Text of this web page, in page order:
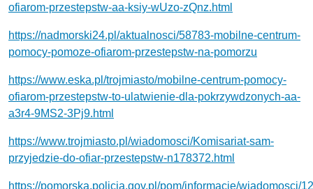
ofiarom-przestepstw-aa-ksiy-wUzo-zQnz.html
https://nadmorski24.pl/aktualnosci/58783-mobilne-centrum-
pomocy-pomoze-ofiarom-przestepstw-na-pomorzu
https://www.eska.pl/trojmiasto/mobilne-centrum-pomocy-
ofiarom-przestepstw-to-ulatwienie-dla-pokrzywdzonych-aa-
a3r4-9MS2-3Pj9.html
https://www.trojmiasto.pl/wiadomosci/Komisariat-sam-
przyjedzie-do-ofiar-przestepstw-n178372.html
https://pomorska.policja.gov.pl/pom/informacje/wiadomosci/